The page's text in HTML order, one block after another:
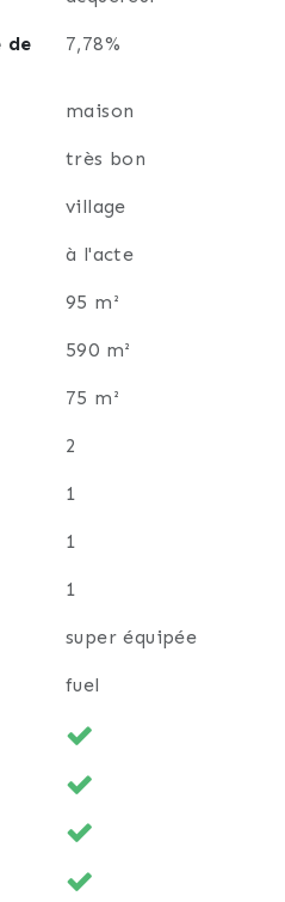
de
7,78%
maison
très bon
village
à l'acte
95 m²
590 m²
75 m²
2
1
1
1
super équipée
fuel